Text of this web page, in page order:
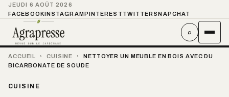
JEUDI 6 AOÛT 2026
FACEBOOKINSTAGRAMPINTEREST TWITTER SNAPCHAT
⌕
ACCUEIL › CUISINE ›
NETTOYER UN MEUBLE EN BOIS AVEC DU
BICARBONATE DE SOUDE
CUISINE